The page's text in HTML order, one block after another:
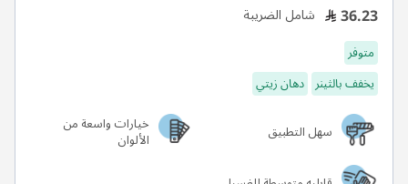
36.23 شامل الضريبة
متوفر
يخفف بالثينر دهان زيتي
سهل التطبيق
خيارات واسعة من
الألوان